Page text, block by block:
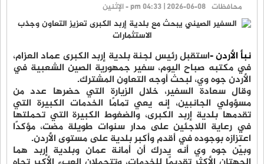
محافظات pm 04:33 | 2026-06-08 - الإثنين
نبأ الأردن -استقبل رئيس لجنة بلدية إربد الكبرى عماد العزام،
في مكتبه صباح اليوم، سفير جمهورية الصين الشعبية في
الأردن جوه وي، لبحث أوجه التعاون المشترك.
وقال سعادة السفير، خلال الزيارة التي حضرها عدد من
مسؤولي الجانبين، إنه يعي تمامًا الخدمات الكبيرة التي
تقدمها بلدية إربد الكبرى، والضغوط الكبيرة التي تحملتها
في رعاية اللاجئين على مدار سنوات طويلة مضت، مؤكدًا
اعتزازه بوجوده في أقدم وأكبر بلدية على مستوى الأردن.
وبيّن جوه وي أنه يدرك أن أمانة عمان وبلدية إربد هما